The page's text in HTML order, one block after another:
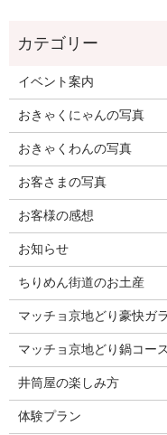
イベント案内
おきゃくにゃんの写真
おきゃくわんの写真
お客さまの写真
お客様の感想
お知らせ
ちりめん街道のお土産
マッチョ京地どり豪快ガ
マッチョ京地どり鍋コー
井筒屋の楽しみ方
体験プラン